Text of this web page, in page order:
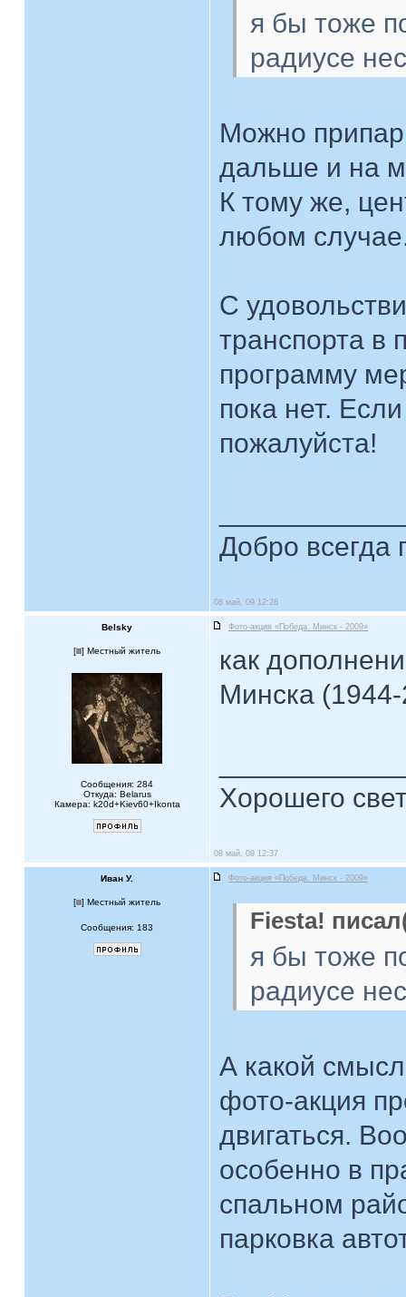
я бы тоже
радиусе
Можно
дальше и на
К тому же,
любом
С
транспорта в
программу
пока нет.
пожалуйста!
Добро всегда
08 май, 09 12:28
Belsky Фото-акция «Победа. Минск - 2009»
[ ] Местный житель
Сообщения: 284
Откуда: Belarus
Камера: k20d+Kiev60+Ikonta
как
Минска
Хорошего
08 май, 09 12:37
Иван У. Фото-акция «Победа. Минск - 2009»
[ ] Местный житель
Сообщения: 183 Fiesta!
я бы тоже
радиусе
А какой
фото-акция
двигаться.
особенно в
спальном
парковка